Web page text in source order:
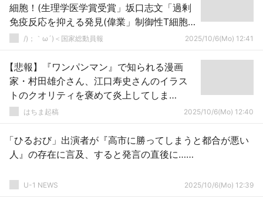
細胞！(生理学医学賞受賞」坂口志文「過剰
免疫反応を抑える発見(偉業」制御性T細胞
「免疫疾患を治療できる未来(重要」→
/)；｀ω´)＜国家総動員報 2025/10/6(Mo) 12:41
【悲報】『ワンパンマン』で知られる漫画
家・村田雄介さん、江口寿史さんのイラス
トのクオリティを褒めて炎上してしま
う・・・
はちま起稿 2025/10/6(Mo) 12:40
「ひるおび」出演者が『高市に勝ってしまうと都合が悪い
人』の存在に言及、すると発言の直後に……
U-1 NEWS 2025/10/6(Mo) 12:39